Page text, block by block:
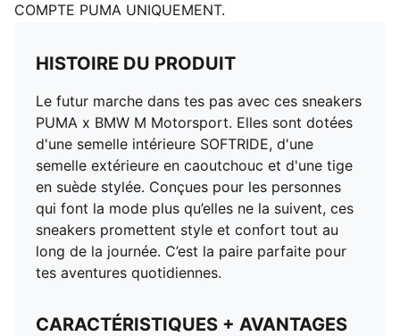
COMPTE PUMA UNIQUEMENT.
HISTOIRE DU PRODUIT
Le futur marche dans tes pas avec ces sneakers
PUMA x BMW M Motorsport. Elles sont dotées
d'une semelle intérieure SOFTRIDE, d'une
semelle extérieure en caoutchouc et d'une tige
en suède stylée. Conçues pour les personnes
qui font la mode plus qu’elles ne la suivent, ces
sneakers promettent style et confort tout au
long de la journée. C’est la paire parfaite pour
tes aventures quotidiennes.
CARACTÉRISTIQUES + AVANTAGES